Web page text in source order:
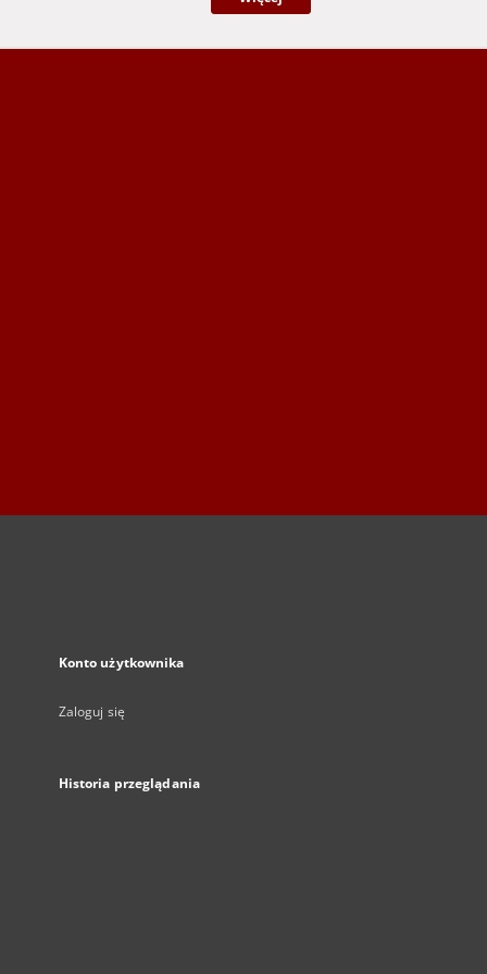
Konto użytkownika
Zaloguj się
Historia przeglądania